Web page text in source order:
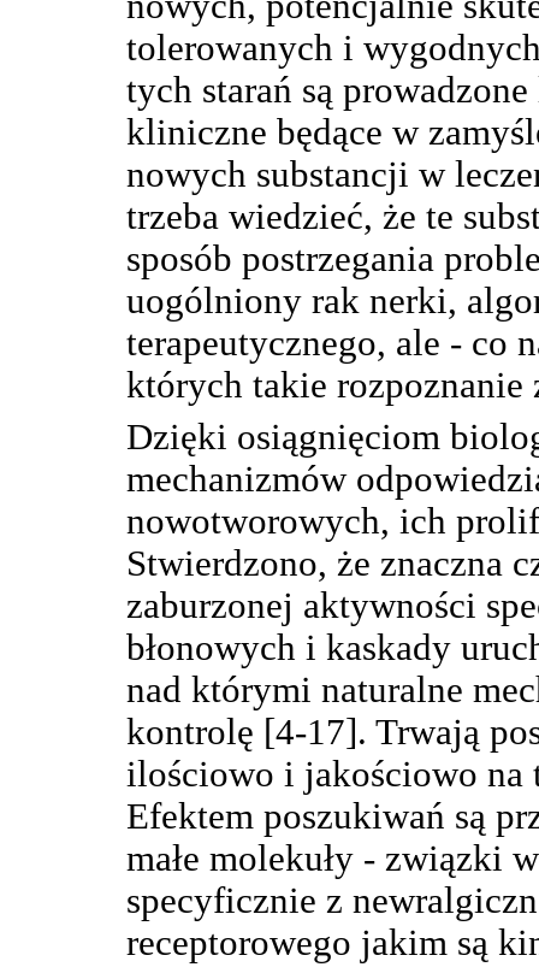
tolerowanych i
tych starań są
kliniczne będące w
nowych substancji w
trzeba wiedzieć, że te
sposób postrzegania
uogólniony rak nerki,
terapeutycznego, ale - co
których takie rozpoznanie
Dzięki osiągnięciom
mechanizmów
nowotworowych, ich
Stwierdzono, że znaczna
zaburzonej aktywności
błonowych i kaskady
nad którymi naturalne
kontrolę [4-17]. Trwają
ilościowo i jakościowo na
Efektem poszukiwań są
małe molekuły - związki
specyficznie z
receptorowego jakim są